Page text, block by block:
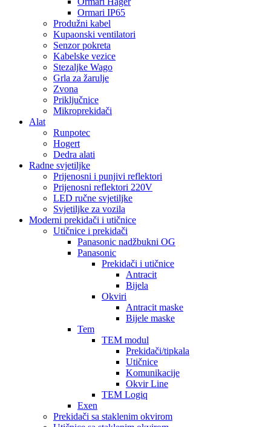
Ormari IP65
Produžni kabel
Kupaonski ventilatori
Senzor pokreta
Kabelske vezice
Stezaljke Wago
Grla za žarulje
Zvona
Priključnice
Mikroprekidači
Alat
Runpotec
Hogert
Dedra alati
Radne svjetiljke
Prijenosni i punjivi reflektori
Prijenosni reflektori 220V
LED ručne svjetiljke
Svjetiljke za vozila
Moderni prekidači i utičnice
Utičnice i prekidači
Panasonic nadžbukni OG
Panasonic
Prekidači i utičnice
Antracit
Bijela
Okviri
Antracit maske
Bijele maske
Tem
TEM modul
Prekidači/tipkala
Utičnice
Komunikacije
Okvir Line
TEM Logiq
Exen
Prekidači sa staklenim okvirom